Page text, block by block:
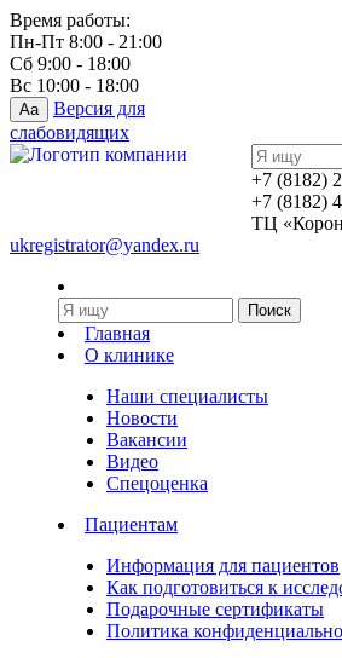
Время работы:
Пн-Пт 8:00 - 21:00
Сб 9:00 - 18:00
Вс 10:00 - 18:00
Aa
Версия для
слабовидящих
+7 (8182)
+7 (8182)
ТЦ
ukregistrator@yandex.ru
Главная
О клинике
Наши специалисты
Новости
Вакансии
Видео
Спецоценка
Пациентам
Информация для пациентов
Как подготовиться к
Подарочные сертификаты
Политика